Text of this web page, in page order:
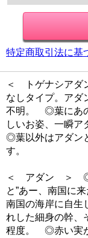
特定商取引法に基
＜ トゲナシア
なしタイプ。アダ
不明。 ◎葉にあ
しいお姿、一瞬
◎葉以外はアダン
す。
＜ アダン ＞ ◎
と”あー、南国に
南国の海岸に自生
れした細身の幹、
程度。 ◎赤い実